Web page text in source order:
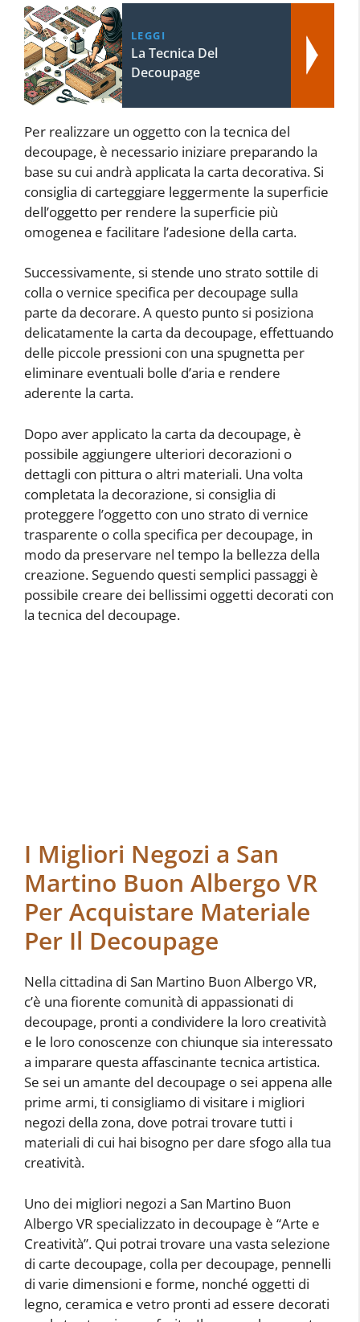
LEGGI
La Tecnica Del
Decoupage
Per realizzare un oggetto con la tecnica del
decoupage, è necessario iniziare preparando la
base su cui andrà applicata la carta decorativa. Si
consiglia di carteggiare leggermente la superficie
dell’oggetto per rendere la superficie più
omogenea e facilitare l’adesione della carta.
Successivamente, si stende uno strato sottile di
colla o vernice specifica per decoupage sulla
parte da decorare. A questo punto si posiziona
delicatamente la carta da decoupage, effettuando
delle piccole pressioni con una spugnetta per
eliminare eventuali bolle d’aria e rendere
aderente la carta.
Dopo aver applicato la carta da decoupage, è
possibile aggiungere ulteriori decorazioni o
dettagli con pittura o altri materiali. Una volta
completata la decorazione, si consiglia di
proteggere l’oggetto con uno strato di vernice
trasparente o colla specifica per decoupage, in
modo da preservare nel tempo la bellezza della
creazione. Seguendo questi semplici passaggi è
possibile creare dei bellissimi oggetti decorati con
la tecnica del decoupage.
I Migliori Negozi a San
Martino Buon Albergo VR
Per Acquistare Materiale
Per Il Decoupage
Nella cittadina di San Martino Buon Albergo VR,
c’è una fiorente comunità di appassionati di
decoupage, pronti a condividere la loro creatività
e le loro conoscenze con chiunque sia interessato
a imparare questa affascinante tecnica artistica.
Se sei un amante del decoupage o sei appena alle
prime armi, ti consigliamo di visitare i migliori
negozi della zona, dove potrai trovare tutti i
materiali di cui hai bisogno per dare sfogo alla tua
creatività.
Uno dei migliori negozi a San Martino Buon
Albergo VR specializzato in decoupage è “Arte e
Creatività”. Qui potrai trovare una vasta selezione
di carte decoupage, colla per decoupage, pennelli
di varie dimensioni e forme, nonché oggetti di
legno, ceramica e vetro pronti ad essere decorati